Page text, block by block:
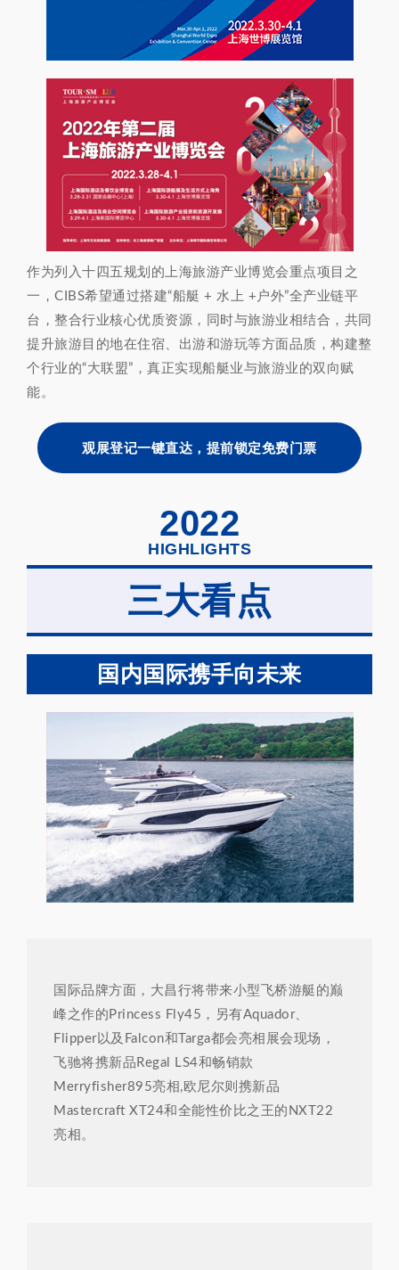
作为列入十四五规划的上海旅游产业博览会重点项目之
一，CIBS希望通过搭建“船艇 + 水上 +户外”全产业链平
台，整合行业核心优质资源，同时与旅游业相结合，共同
提升旅游目的地在住宿、出游和游玩等方面品质，构建整
个行业的“大联盟”，真正实现船艇业与旅游业的双向赋
能。
观展登记一键直达，提前锁定免费门票
2022
HIGHLIGHTS
三大看点
国内国际携手向未来
国际品牌方面，大昌行将带来小型飞桥游艇的巅
峰之作的Princess Fly45，另有Aquador、
Flipper以及Falcon和Targa都会亮相展会现场，
飞驰将携新品Regal LS4和畅销款
Merryfisher895亮相,欧尼尔则携新品
Mastercraft XT24和全能性价比之王的NXT22
亮相。